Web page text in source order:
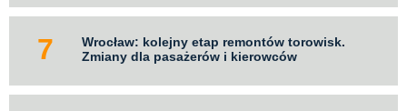
Wrocław: kolejny etap remontów torowisk.
Zmiany dla pasażerów i kierowców